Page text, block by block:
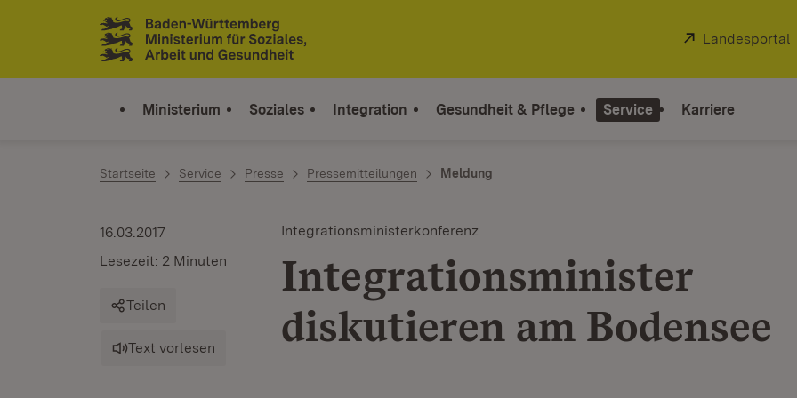
Zum Inhalt springen
Link zur Startseite
Extern:
Landesportal
Ministerium Soziales Integration Gesundheit & Pflege Service Karriere
Startseite Service Presse Pressemitteilungen Meldung
Integrationsministerkonferenz
Integrationsminister
diskutieren am Bodensee
16.03.2017
Lesezeit: 2 Minuten
Teilen
Text vorlesen